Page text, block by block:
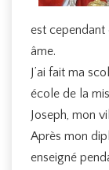
est cependant
âme.
J’ai fait ma
école de la
Joseph, mon
Après mon
enseigné